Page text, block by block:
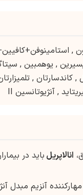
,
, یوهمبین ,
, کاندسارتان ,
, آنژیوتانسین II
انالاپریل باید در
آنزیم مبدل